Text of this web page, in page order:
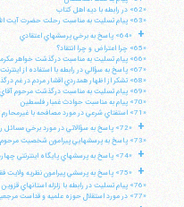
«62» در رابطه با ديه اهل كتاب
«63» پيام تسليت به مناسبت رحلت حضرت آيت الله العظمي شيرازي (ره)
+
«64» پاسخ به برخي پرسشهاي اعتقادي
«65» چرا اعتراض و چرا انتقاد؟
«66» پيام تسليت به مناسبت درگذشت خواهر مكرمه شان
«67» پاسخ به سؤالي در رابطه با استفاده از اينترنت
«68» تشكر از اظهار همدردي اقشار مردم در غم درگذشت خواهر مكرمه
«69» پيام تسليت به مناسبت درگذشت مرحوم آقاي دكتر يدالله سحابي
«70» پيام به مناسبت حوادث غمبار فلسطين
«71» استفتاي شرعي در مورد مصافحه با غيرمحارم
+
«72» پاسخ به سؤالاتي در مورد برخي مسائل روز
«73» پاسخ به پرسشهايي پيرامون شخصيت مرحوم دكتر علي شريعتي
+ «74» پاسخ به پرسشهاي پايگاه اينترنتي چهارده معصوم (ع)
+
«75» پاسخ به پرسشي پيرامون نظريه ولايت فقيه
«76» پيام تسليت در رابطه با زلزله استانهاي قزوين و همدان
«77» در مورد استقلال حوزه علميه و قداست مرجعيت شيعه